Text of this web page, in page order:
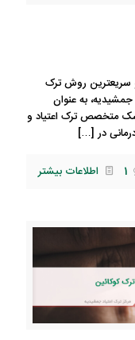
سریعترین روش ترک
به عنوان
متخصص ترک اعتیاد و
در […]
1 اطلاعات بیشتر